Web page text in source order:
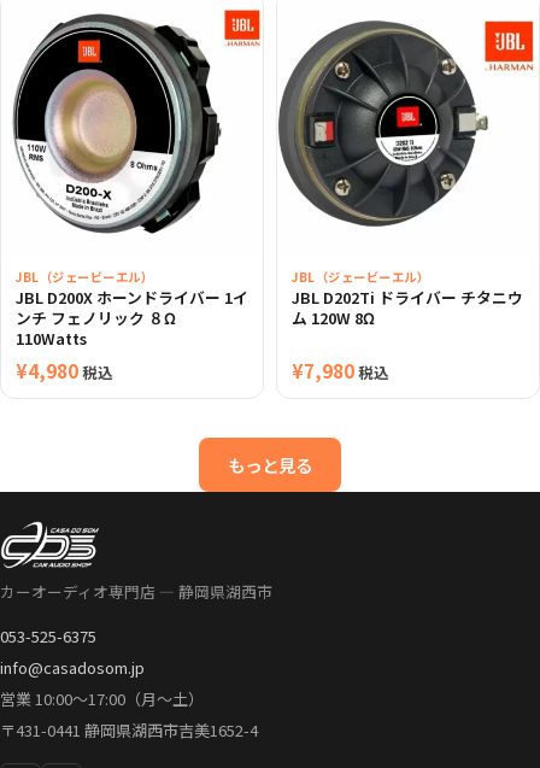
JBL（ジェービーエル）
JBL D200X ホーンドライバー 1イ
ンチ フェノリック ８Ω
110Watts
¥4,980税込
JBL（ジェービーエル）
JBL D202Ti ドライバー チタニウ
ム 120W 8Ω
¥7,980税込
もっと見る
カーオーディオ専門店 — 静岡県湖西市
053-525-6375
info@casadosom.jp
営業 10:00〜17:00（月〜土）
〒431-0441 静岡県湖西市吉美1652-4